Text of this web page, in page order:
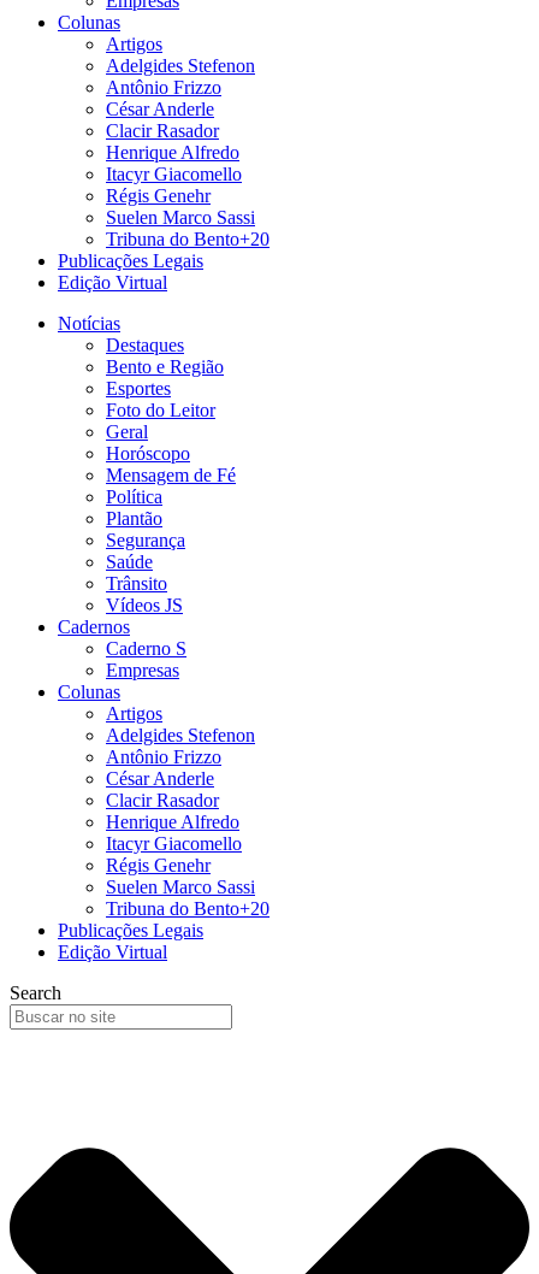
Colunas
Artigos
Adelgides Stefenon
Antônio Frizzo
César Anderle
Clacir Rasador
Henrique Alfredo
Itacyr Giacomello
Régis Genehr
Suelen Marco Sassi
Tribuna do Bento+20
Publicações Legais
Edição Virtual
Notícias
Destaques
Bento e Região
Esportes
Foto do Leitor
Geral
Horóscopo
Mensagem de Fé
Política
Plantão
Segurança
Saúde
Trânsito
Vídeos JS
Cadernos
Caderno S
Empresas
Colunas
Artigos
Adelgides Stefenon
Antônio Frizzo
César Anderle
Clacir Rasador
Henrique Alfredo
Itacyr Giacomello
Régis Genehr
Suelen Marco Sassi
Tribuna do Bento+20
Publicações Legais
Edição Virtual
Search